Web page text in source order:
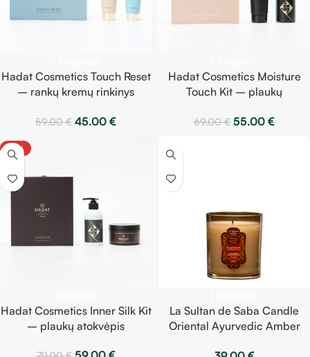
Hadat Cosmetics Touch Reset
– rankų kremų rinkinys
59.00€ 45.00 €
Hadat Cosmetics Moisture
Touch Kit – plaukų
69.00€ 55.00 €
-25%
Hadat Cosmetics Inner Silk Kit
– plaukų atokvėpis
La Sultan de Saba Candle
Oriental Ayurvedic Amber